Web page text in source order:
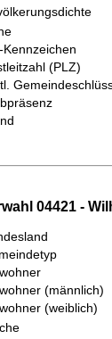
Kennzeichen
(PLZ)
04421 -
(männlich)
(weiblich)